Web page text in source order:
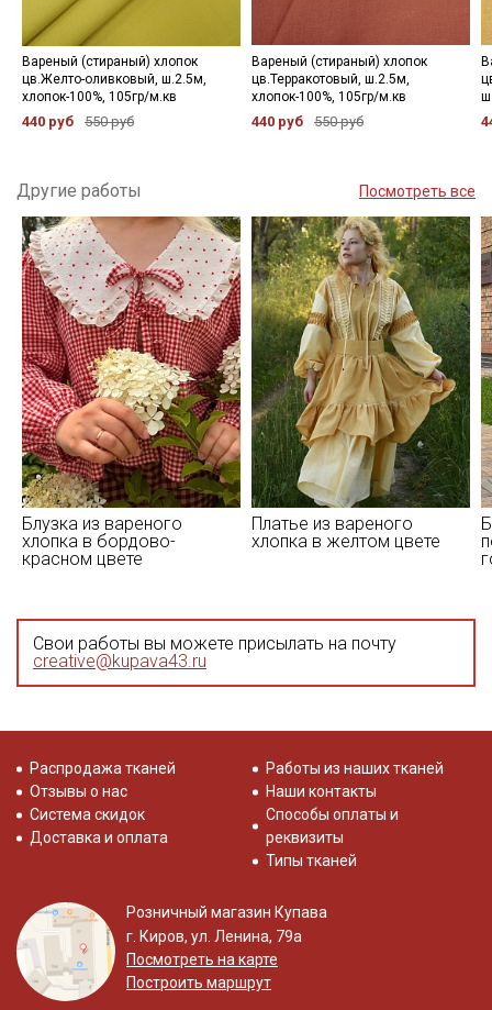
Вареный (стираный) хлопок
цв.Желто-оливковый, ш.2.5м,
хлопок-100%, 105гр/м.кв
440 руб 550 руб
Вареный (стираный) хлопок
цв.Терракотовый, ш.2.5м,
хлопок-100%, 105гр/м.кв
440 руб 550 руб
Другие работы Посмотреть все
Блузка из вареного
хлопка в бордово-
красном цвете
Платье из вареного
хлопка в желтом цвете
Свои работы вы можете присылать на почту
creative@kupava43.ru
Распродажа тканей
Отзывы о нас
Система скидок
Доставка и оплата
Работы из наших тканей
Наши контакты
Способы оплаты и
реквизиты
Типы тканей
Розничный магазин Купава
г. Киров, ул. Ленина, 79а
Посмотреть на карте
Построить маршрут